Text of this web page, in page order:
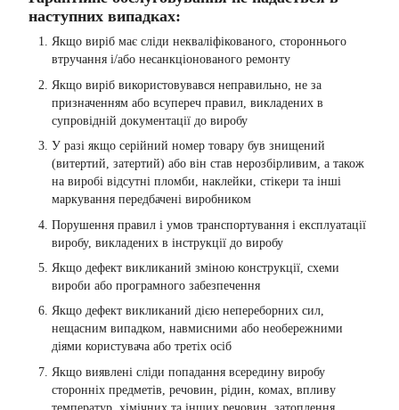
наступних випадках:
Якщо виріб має сліди некваліфікованого, стороннього
втручання і/або несанкціонованого ремонту
Якщо виріб використовувався неправильно, не за
призначенням або всупереч правил, викладених в
супровідній документації до виробу
У разі якщо серійний номер товару був знищений
(витертий, затертий) або він став нерозбірливим, а також
на виробі відсутні пломби, наклейки, стікери та інші
маркування передбачені виробником
Порушення правил і умов транспортування і експлуатації
виробу, викладених в інструкції до виробу
Якщо дефект викликаний зміною конструкції, схеми
вироби або програмного забезпечення
Якщо дефект викликаний дією непереборних сил,
нещасним випадком, навмисними або необережними
діями користувача або третіх осіб
Якщо виявлені сліди попадання всередину виробу
сторонніх предметів, речовин, рідин, комах, впливу